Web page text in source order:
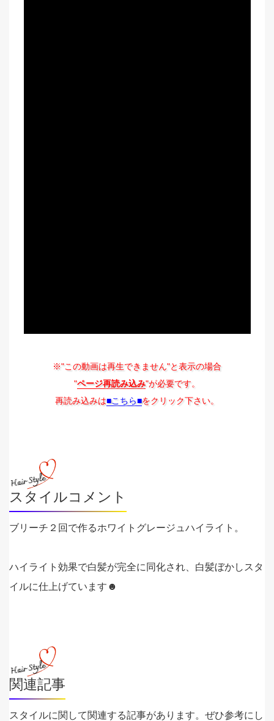
※"この動画は再生できません"と表示の場合
"ページ再読み込み"が必要です。
再読み込みは■こちら■をクリック下さい。
スタイルコメント
ブリーチ２回で作るホワイトグレージュハイライト。
ハイライト効果で白髪が完全に同化され、白髪ぼかしスタ
イルに仕上げています☻
関連記事
スタイルに関して関連する記事があります。ぜひ参考にし